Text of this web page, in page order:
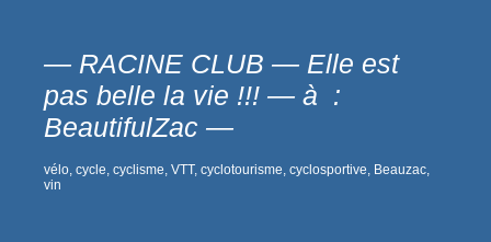
— RACINE CLUB — Elle est
pas belle la vie !!! — à :
BeautifulZac —
vélo, cycle, cyclisme, VTT, cyclotourisme, cyclosportive, Beauzac,
vin